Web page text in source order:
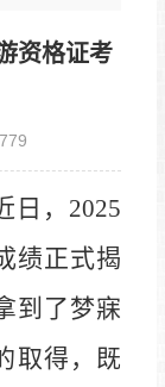
资格证考
779
日， 2025
绩正式揭
到了梦寐
取得，既